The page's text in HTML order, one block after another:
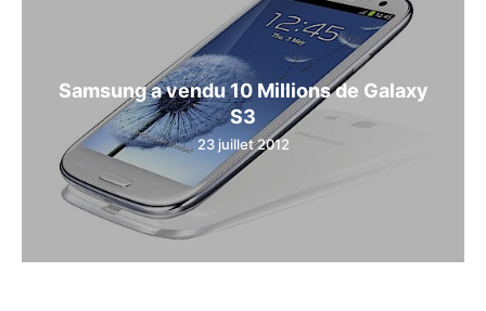
Samsung a vendu 10 Millions de Galaxy
S3
23 juillet 2012